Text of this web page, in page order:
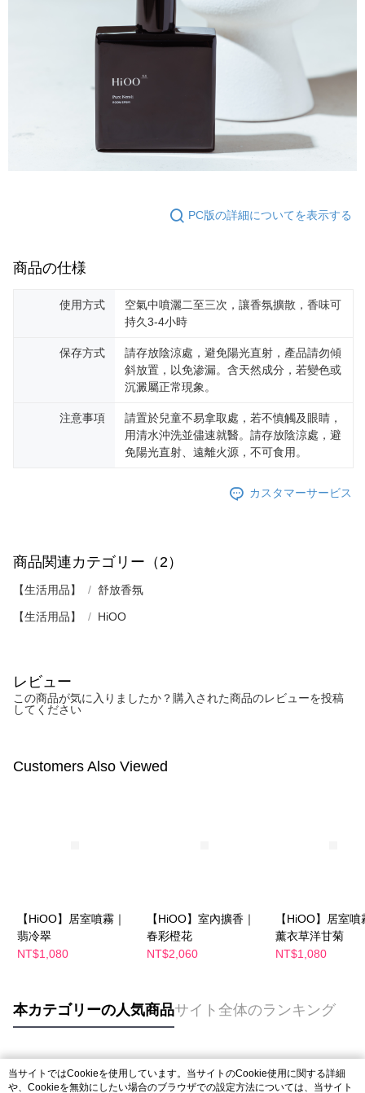
PC版の詳細についてを表示する
商品の仕様
使用方式
空氣中噴灑二至三次，讓香氛擴散，香味可
持久3-4小時
保存方式
請存放陰涼處，避免陽光直射，產品請勿傾
斜放置，以免渗漏。含天然成分，若變色或
沉澱屬正常現象。
注意事項
請置於兒童不易拿取處，若不慎觸及眼睛，
用清水沖洗並儘速就醫。請存放陰涼處，避
免陽光直射、遠離火源，不可食用。
カスタマーサービス
商品関連カテゴリー（2）
【生活用品】 舒放香氛
【生活用品】 HiOO
レビュー
この商品が気に入りましたか？購入された商品のレビューを投稿
してください
Customers Also Viewed
【HiOO】居室噴霧｜
翡冷翠
NT$1,080
【HiOO】室內擴香｜
春彩橙花
NT$2,060
【HiOO】居室噴
薰衣草洋甘菊
NT$1,080
本カテゴリーの人気商品サイト全体のランキング
人気タグ
当サイトではCookieを使用しています。当サイトのCookie使用に関する詳細
や、Cookieを無効にしたい場合のブラウザでの設定方法については、当サイト